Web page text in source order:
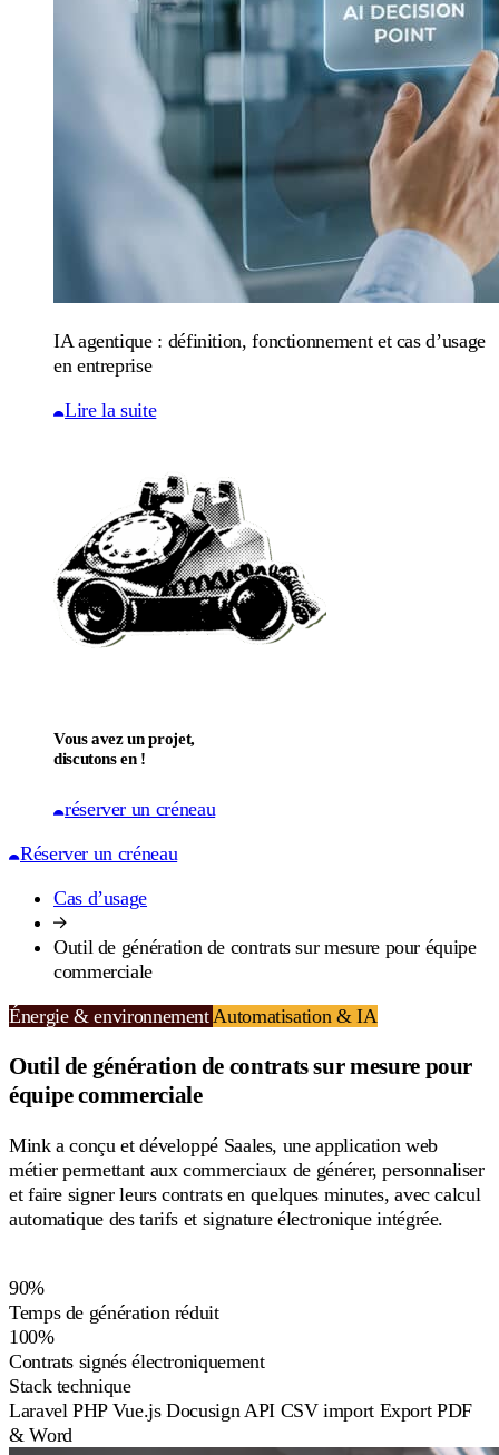
IA agentique : définition, fonctionnement et cas d’usage
en entreprise
Lire la suite
Vous avez un projet,
discutons en !
réserver un créneau
Réserver un créneau
Cas d’usage
Outil de génération de contrats sur mesure pour équipe
commerciale
Énergie & environnement Automatisation & IA
Outil de génération de contrats sur mesure pour
équipe commerciale
Mink a conçu et développé Saales, une application web
métier permettant aux commerciaux de générer, personnaliser
et faire signer leurs contrats en quelques minutes, avec calcul
automatique des tarifs et signature électronique intégrée.
90%
Temps de génération réduit
100%
Contrats signés électroniquement
Stack technique
LaravelPHP Vue.jsDocusign API CSV import Export PDF
& Word